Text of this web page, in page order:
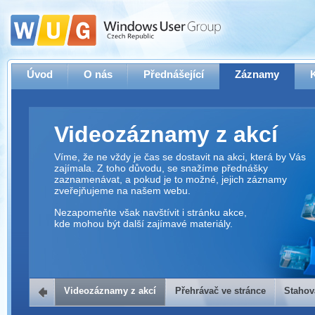
Úvod O nás Přednášející Záznamy
Videozáznamy z akcí
Víme, že ne vždy je čas se dostavit na akci, která by Vás
zajímala. Z toho důvodu, se snažíme přednášky
zaznamenávat, a pokud je to možné, jejich záznamy
zveřejňujeme na našem webu.
Nezapomeňte však navštívit i stránku akce,
kde mohou být další zajímavé materiály.
Přehrávač ve stránce
Videozáznamy z akcí Přehrávač ve stránce